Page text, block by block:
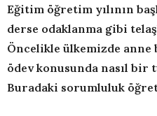
Eğitim öğretim yılının
derse odaklanma gibi
Öncelikle ülkemizde anne
ödev konusunda nasıl
Buradaki sorumluluk